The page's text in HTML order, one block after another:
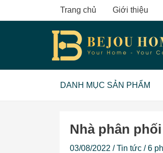
to
Trang chủ Giới thiệu
DANH MỤC SẢN PHẨM
Nhà phân
03/08/2022 /Tin tức /6